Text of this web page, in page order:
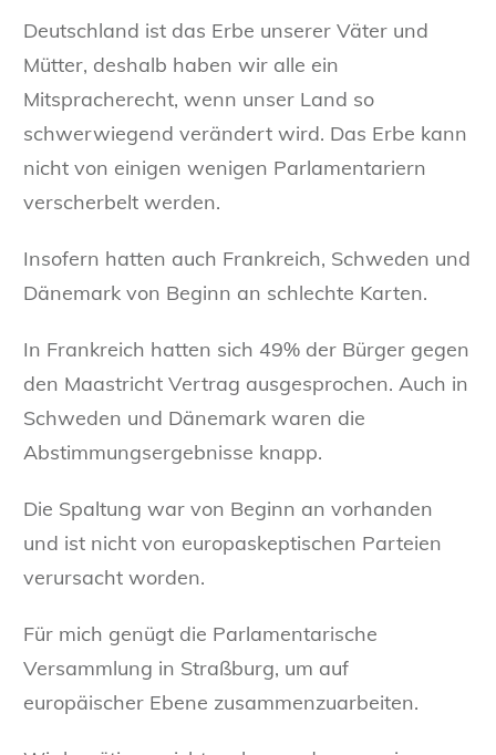
Deutschland ist das Erbe unserer Väter und
Mütter, deshalb haben wir alle ein
Mitspracherecht, wenn unser Land so
schwerwiegend verändert wird. Das Erbe kann
nicht von einigen wenigen Parlamentariern
verscherbelt werden.
Insofern hatten auch Frankreich, Schweden und
Dänemark von Beginn an schlechte Karten.
In Frankreich hatten sich 49% der Bürger gegen
den Maastricht Vertrag ausgesprochen. Auch in
Schweden und Dänemark waren die
Abstimmungsergebnisse knapp.
Die Spaltung war von Beginn an vorhanden
und ist nicht von europaskeptischen Parteien
verursacht worden.
Für mich genügt die Parlamentarische
Versammlung in Straßburg, um auf
europäischer Ebene zusammenzuarbeiten.